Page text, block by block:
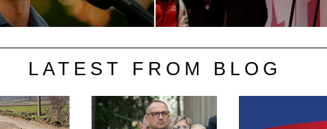
LATEST FROM BLOG